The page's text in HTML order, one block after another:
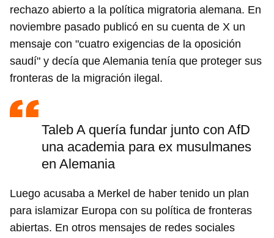
rechazo abierto a la política migratoria alemana. En
noviembre pasado publicó en su cuenta de X un
mensaje con "cuatro exigencias de la oposición
saudí" y decía que Alemania tenía que proteger sus
fronteras de la migración ilegal.
Taleb A quería fundar junto con AfD
una academia para ex musulmanes
en Alemania
Luego acusaba a Merkel de haber tenido un plan
para islamizar Europa con su política de fronteras
abiertas. En otros mensajes de redes sociales